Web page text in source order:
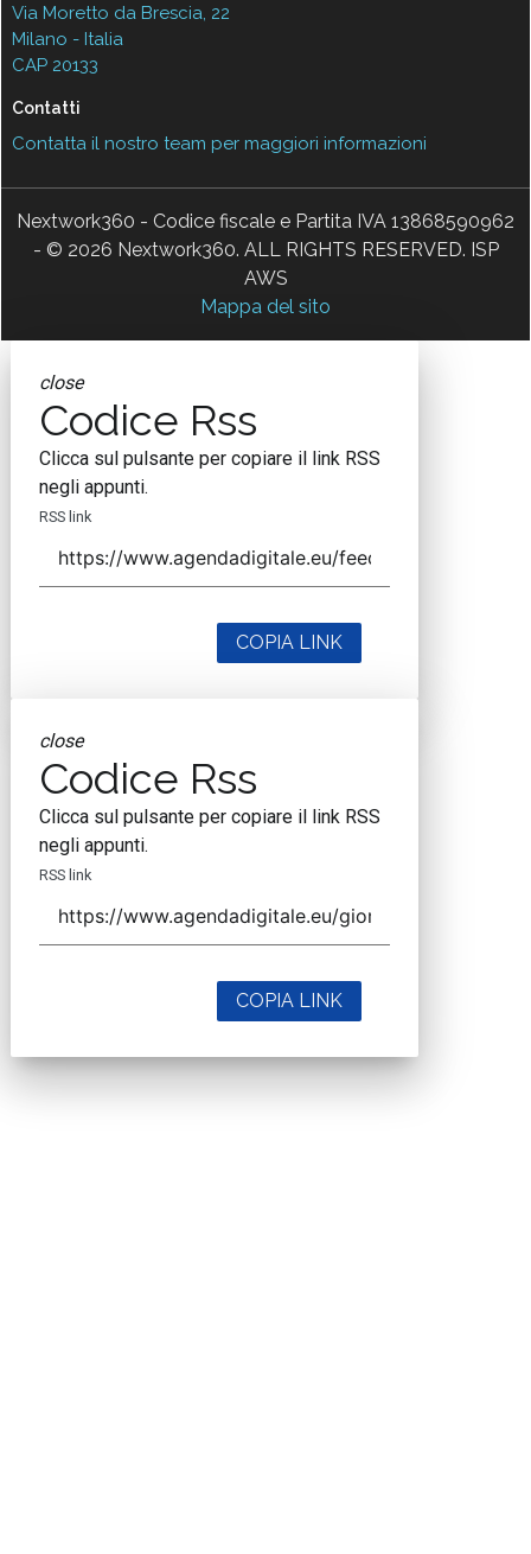
Via Moretto da Brescia, 22
Milano - Italia
CAP 20133
Contatti
Contatta il nostro team per maggiori informazioni
Nextwork360 - Codice fiscale e Partita IVA 13868590962
- © 2026 Nextwork360. ALL RIGHTS RESERVED. ISP
AWS
Mappa del sito
close
Codice Rss
Clicca sul pulsante per copiare il link RSS
negli appunti.
RSS link
COPIA LINK
close
Codice Rss
Clicca sul pulsante per copiare il link RSS
negli appunti.
RSS link
COPIA LINK